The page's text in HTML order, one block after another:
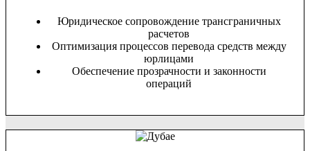
Юридическое сопровождение трансграничных
расчетов
Оптимизация процессов перевода средств между
юрлицами
Обеспечение прозрачности и законности
операций